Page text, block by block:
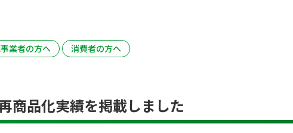
業者の方へ 消費者の方へ
商品化実績を掲載しました